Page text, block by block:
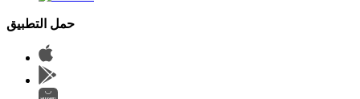
حمل التطبيق